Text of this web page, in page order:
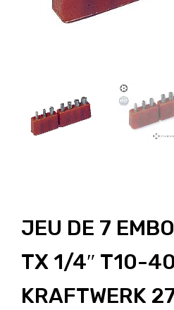
JEU DE 7
TX 1/4″ T10-40
KRAFTWERK